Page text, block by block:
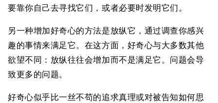
要靠你自己去寻找它们，或者必要时发明它们。
另一种增加好奇心的方法是放纵它，通过调查你感兴
趣的事情来满足它。在这方面，好奇心与大多数其他
欲望不同：放纵往往会增加而不是满足它。问题会导
致更多的问题。
好奇心似乎比一丝不苟的追求真理或对被告知如何思